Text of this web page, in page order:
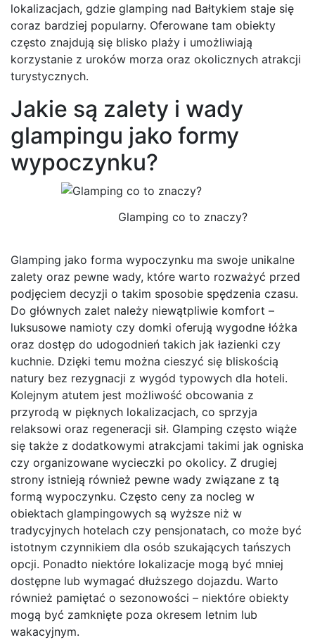
lokalizacjach, gdzie glamping nad Bałtykiem staje się
coraz bardziej popularny. Oferowane tam obiekty
często znajdują się blisko plaży i umożliwiają
korzystanie z uroków morza oraz okolicznych atrakcji
turystycznych.
Jakie są zalety i wady
glampingu jako formy
wypoczynku?
Glamping co to znaczy?
Glamping jako forma wypoczynku ma swoje unikalne
zalety oraz pewne wady, które warto rozważyć przed
podjęciem decyzji o takim sposobie spędzenia czasu.
Do głównych zalet należy niewątpliwie komfort –
luksusowe namioty czy domki oferują wygodne łóżka
oraz dostęp do udogodnień takich jak łazienki czy
kuchnie. Dzięki temu można cieszyć się bliskością
natury bez rezygnacji z wygód typowych dla hoteli.
Kolejnym atutem jest możliwość obcowania z
przyrodą w pięknych lokalizacjach, co sprzyja
relaksowi oraz regeneracji sił. Glamping często wiąże
się także z dodatkowymi atrakcjami takimi jak ogniska
czy organizowane wycieczki po okolicy. Z drugiej
strony istnieją również pewne wady związane z tą
formą wypoczynku. Często ceny za nocleg w
obiektach glampingowych są wyższe niż w
tradycyjnych hotelach czy pensjonatach, co może być
istotnym czynnikiem dla osób szukających tańszych
opcji. Ponadto niektóre lokalizacje mogą być mniej
dostępne lub wymagać dłuższego dojazdu. Warto
również pamiętać o sezonowości – niektóre obiekty
mogą być zamknięte poza okresem letnim lub
wakacyjnym.